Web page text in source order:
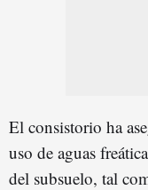
El consistorio ha
uso de aguas
del subsuelo, tal